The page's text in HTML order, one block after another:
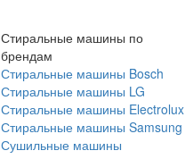
Стиральные машины по
брендам
Стиральные машины Bosch
Стиральные машины LG
Стиральные машины Electrolux
Стиральные машины Samsung
Сушильные машины